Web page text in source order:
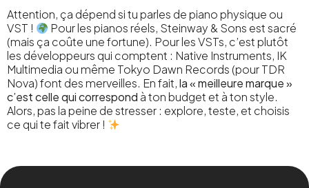
Attention, ça dépend si tu parles de piano physique ou
VST !
Pour les pianos réels, Steinway & Sons est sacré
(mais ça coûte une fortune). Pour les VSTs, c’est plutôt
les développeurs qui comptent : Native Instruments, IK
Multimedia ou même Tokyo Dawn Records (pour TDR
Nova) font des merveilles. En fait,la « meilleure marque »
c’est celle qui correspond à ton budget et à ton style.
Alors, pas la peine de stresser : explore, teste, et choisis
ce qui te fait vibrer !